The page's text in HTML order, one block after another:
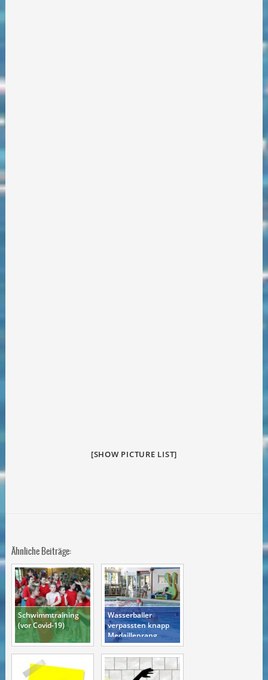
[SHOW PICTURE LIST]
Ähnliche Beiträge:
Schwimmtraining
(vor Covid-19)
Wasserballer
verpassten knapp
Medaillenrang
(Montreaux 2019)